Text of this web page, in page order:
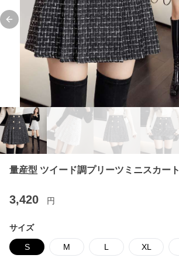
Previous slide
量産型 ツイード調プリーツミニスカート
3,420 円
サイズ
S M L XL